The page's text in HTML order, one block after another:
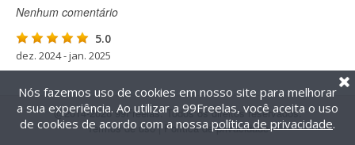
Nenhum comentário
5.0
dez. 2024 - jan. 2025
@2014-2026 99Freelas. Todos os direitos reservados.
Termos de uso| Política de privacidade
Nós fazemos uso de cookies em nosso site para melhorar
a sua experiência. Ao utilizar a 99Freelas, você aceita o uso
de cookies de acordo com a nossa política de privacidade.